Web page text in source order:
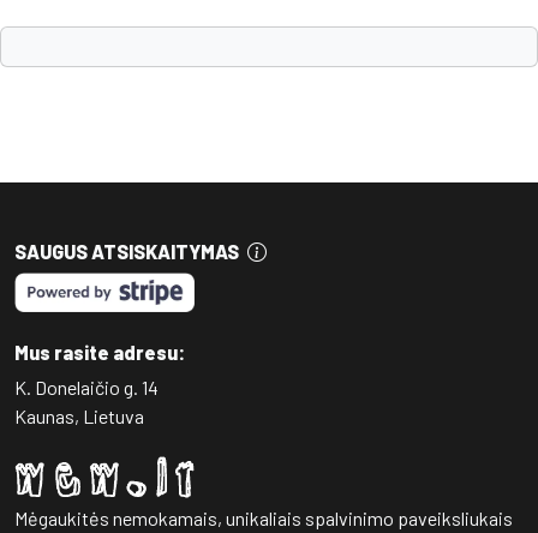
SAUGUS ATSISKAITYMAS
Mus rasite adresu:
K. Donelaičio g. 14
Kaunas, Lietuva
Mėgaukitės nemokamais, unikaliais spalvinimo paveiksliukais